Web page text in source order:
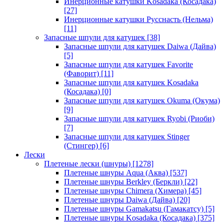
[27]
Инерционные катушки Русснасть (Нельма)
[11]
Запасные шпули для катушек [38]
Запасные шпули для катушек Daiwa (Дайва)
[5]
Запасные шпули для катушек Favorite
(Фаворит) [11]
Запасные шпули для катушек Kosadaka
(Косадака) [0]
Запасные шпули для катушек Okuma (Окума)
[9]
Запасные шпули для катушек Ryobi (Риоби)
[7]
Запасные шпули для катушек Stinger
(Стингер) [6]
Лески
Плетеные лески (шнуры) [1278]
Плетеные шнуры Aqua (Аква) [537]
Плетеные шнуры Berkley (Беркли) [22]
Плетеные шнуры Chimera (Химера) [45]
Плетеные шнуры Daiwa (Дайва) [20]
Плетеные шнуры Gamakatsu (Гамакатсу) [5]
Плетеные шнуры Kosadaka (Косадака) [375]